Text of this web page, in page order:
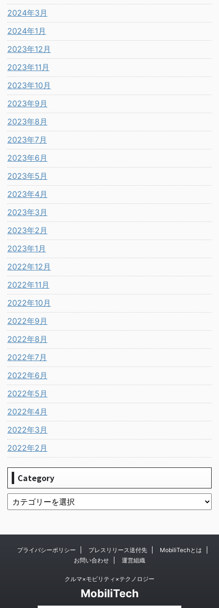
2024年3月
2024年1月
2023年12月
2023年11月
2023年10月
2023年9月
2023年8月
2023年7月
2023年6月
2023年5月
2023年4月
2023年3月
2023年2月
2023年1月
2022年12月
2022年11月
2022年10月
2022年9月
2022年8月
2022年7月
2022年6月
2022年5月
2022年4月
2022年3月
2022年2月
Category
プライバシーポリシー プレスリリース送付先
MobiliTechとは
お問い合わせ
運営組織
クルマ×モビリティ×テクノロジー
MobiliTech